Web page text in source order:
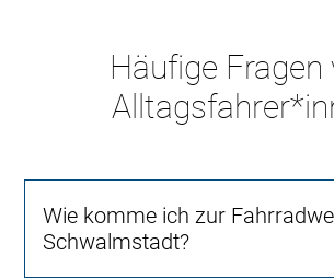
Häufige Fragen
Wie komme ich zur
Schwalmstadt?